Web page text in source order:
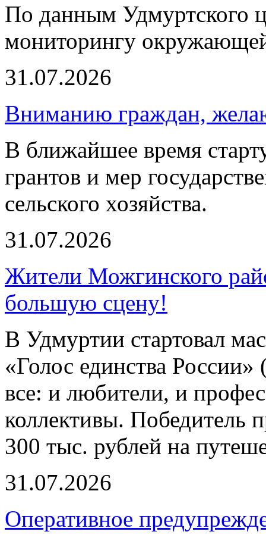
По данным Удмуртского
мониторингу
31.07.2026
Вниманию граждан,
В ближайшее время
грантов и мер
сельского хозяйства.
31.07.2026
Жители Можгинского
большую сцену!
В Удмуртии стартовал
«Голос единства
все: и любители, и
коллективы. Победитель
300 тыс. рублей на
31.07.2026
Оперативное